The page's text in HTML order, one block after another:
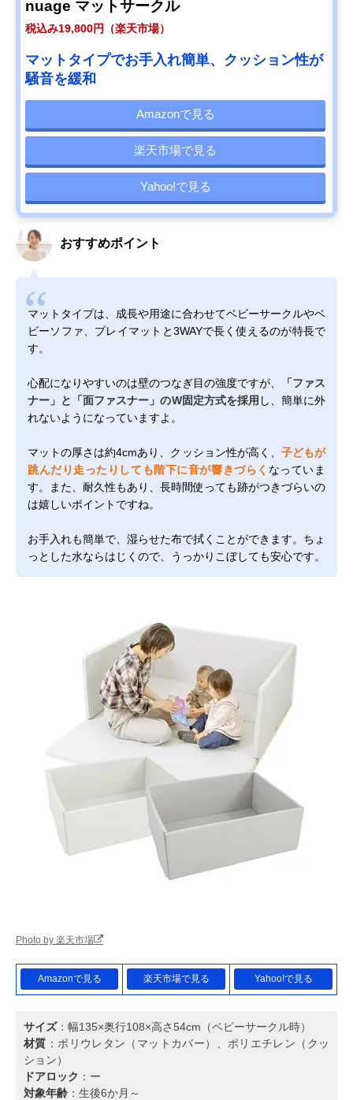
nuage マットサークル
税込み19,800円（楽天市場）
マットタイプでお手入れ簡単、クッション性が
騒音を緩和
Amazonで見る
楽天市場で見る
Yahoo!で見る
おすすめポイント
マットタイプは、成長や用途に合わせてベビーサークルやベ
ビーソファ、プレイマットと3WAYで長く使えるのが特長で
す。
心配になりやすいのは壁のつなぎ目の強度ですが、
「ファス
ナー」と「面ファスナー」のW固定方式を採用 し、簡単に外
れないようになっていますよ。
マットの厚さは約4cmあり、クッション性が高く、 子どもが
跳んだり走ったりしても階下に音が響きづらく なっていま
す。また、耐久性もあり、長時間使っても跡がつきづらいの
は嬉しいポイントですね。
お手入れも簡単で、湿らせた布で拭くことができます。ちょ
っとした水ならはじくので、うっかりこぼしても安心です。
Photo by 楽天市場
Amazonで見る 楽天市場で見る Yahoo!で見る
サイズ：幅135×奥行108×高さ54cm（ベビーサークル時）
材質 ：ポリウレタン（マットカバー）、ポリエチレン（クッ
ション）
ドアロック ：ー
対象年齢 ：生後6か月～